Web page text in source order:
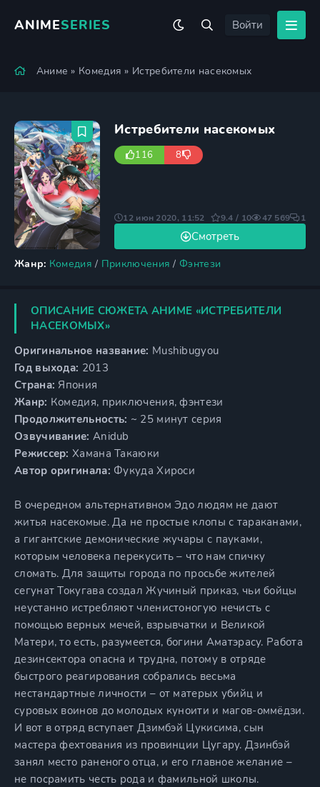
ANIMESERIES Войти
Аниме » Комедия » Истребители насекомых
Истребители насекомых
116 8
Жанр: Комедия / Приключения / Фэнтези
Смотреть
12 июн 2020, 11:52 9.4 / 10 47 569 1
ОПИСАНИЕ СЮЖЕТА АНИМЕ «ИСТРЕБИТЕЛИ
НАСЕКОМЫХ»
Оригинальное название: Mushibugyou
Год выхода: 2013
Страна: Япония
Жанр: Комедия, приключения, фэнтези
Продолжительность: ~ 25 минут серия
Озвучивание: Anidub
Режиссер: Хамана Такаюки
Автор оригинала: Фукуда Хироси
В очередном альтернативном Эдо людям не дают
житья насекомые. Да не простые клопы с тараканами,
а гигантские демонические жучары с пауками,
которым человека перекусить – что нам спичку
сломать. Для защиты города по просьбе жителей
сегунат Токугава создал Жучиный приказ, чьи бойцы
неустанно истребляют членистоногую нечисть с
помощью верных мечей, взрывчатки и Великой
Матери, то есть, разумеется, богини Аматэрасу. Работа
дезинсектора опасна и трудна, потому в отряде
быстрого реагирования собрались весьма
нестандартные личности – от матерых убийц и
суровых воинов до молодых куноити и магов-оммёдзи.
И вот в отряд вступает Дзимбэй Цукисима, сын
мастера фехтования из провинции Цугару. Дзинбэй
занял место раненого отца, и его главное желание –
не посрамить честь рода и фамильной школы.